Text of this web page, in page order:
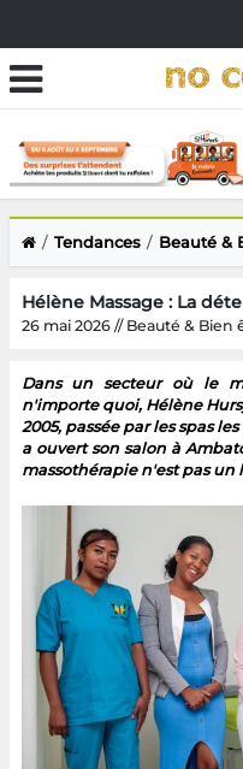
Tendances Beauté &
Hélène Massage : La
26 mai 2026 // Beauté & Bien
Dans un secteur où le
n'importe quoi, Hélène
2005, passée par les spas
a ouvert son salon à
massothérapie n'est pas un